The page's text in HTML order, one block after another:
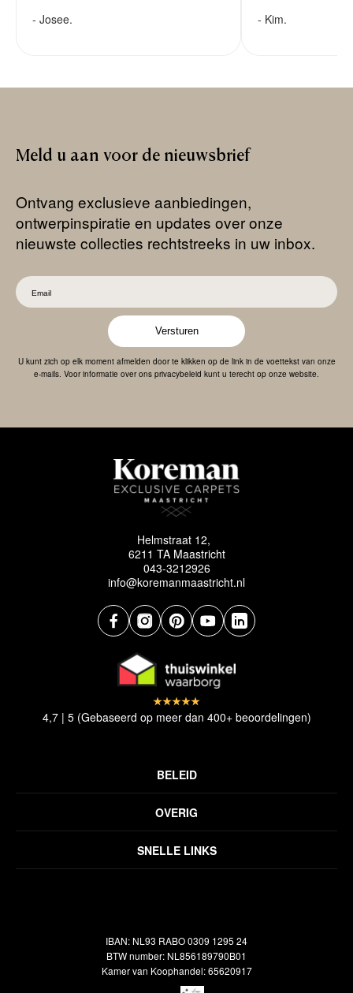
- Josee. - Kim.
Meld u aan voor de nieuwsbrief
Ontvang exclusieve aanbiedingen,
ontwerpinspiratie en updates over onze
nieuwste collecties rechtstreeks in uw inbox.
Versturen
U kunt zich op elk moment afmelden door te klikken op de link in de voettekst van onze
e-mails. Voor informatie over ons privacybeleid kunt u terecht op onze website.
Helmstraat 12,
6211 TA Maastricht
043-3212926
info@koremanmaastricht.nl
SNELLE LINKS
OVERIG
Inspiratie
Veelgestelde vragen
BELEID
Disclaimer
Verzendbeleid
4,7 | 5 (Gebaseerd op meer dan 400+ beoordelingen)
IBAN: NL93 RABO 0309 1295 24
BTW number: NL856189790B01
Kamer van Koophandel: 65620917